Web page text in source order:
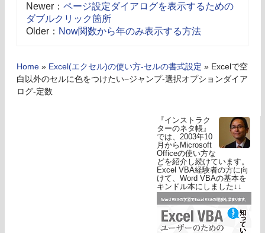
Newer： ページ設定ダイアログを表示するための
ダブルクリック箇所
Older： Now関数から年のみ表示する方法
Home » Excel(エクセル)の使い方-セルの書式設定 » Excelで空
白以外のセルに色をつけたい−ジャンプ-選択オプションダイア
ログ-定数
『インストラク
ターのネタ帳』
では、2003年10
月からMicrosoft
Officeの使い方な
どを紹介し続けています。
Excel VBA経験者の方に向
けて、Word VBAの基本を
キンドル本にしました↓↓